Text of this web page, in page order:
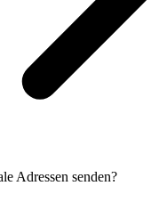
Adressen senden?